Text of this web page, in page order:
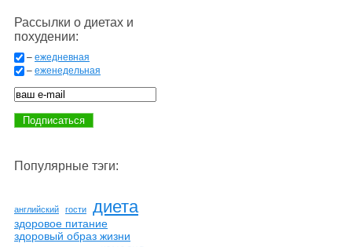
Рассылки о диетах и
похудении:
– ежедневная
– еженедельная
Популярные тэги:
английский гости диета
здоровое питание
здоровый образ жизни